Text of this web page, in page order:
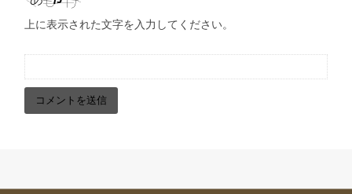
上に表示された文字を入力してください。